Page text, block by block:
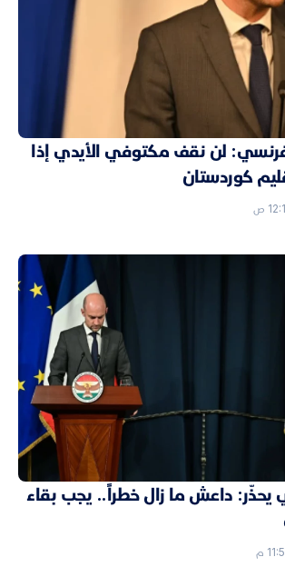
لن نقف مكتوفي الأيدي إذا
كوردستان
يحذّر: داعش ما زال خطراً.. يجب بقاء